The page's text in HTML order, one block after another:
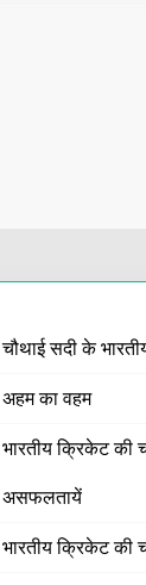
चौथाई सदी के
अहम का वहम
भारतीय क्रिकेट की
असफलतायें
भारतीय क्रिकेट की